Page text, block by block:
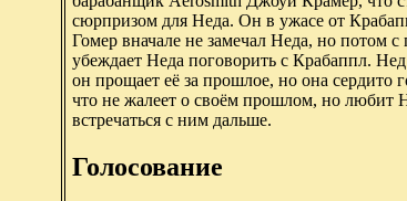
сюрпризом для Неда. Он в ужасе от
Гомер вначале не замечал Неда, но потом
убеждает Неда поговорить с Крабаппл.
он прощает её за прошлое, но она сердито
что не жалеет о своём прошлом, но любит
встречаться с ним дальше.
Голосование